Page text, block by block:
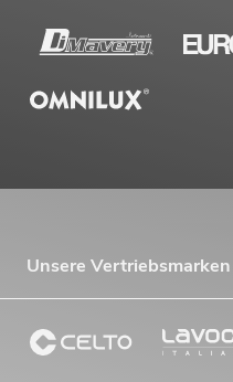
Unsere Vertriebsmarken